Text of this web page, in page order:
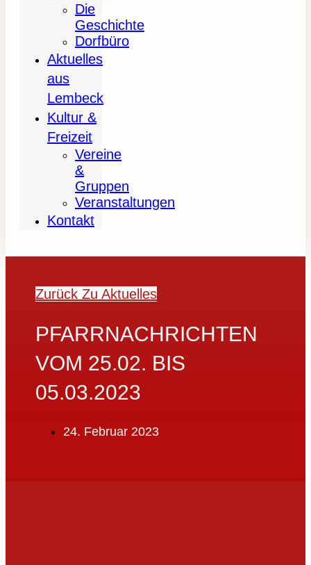
Die
Geschichte
Dorfbüro
Aktuelles
aus
Lembeck
Kultur &
Freizeit
Vereine
&
Gruppen
Veranstaltungen
Kontakt
Zurück Zu Aktuelles
PFARRNACHRICHTEN
VOM 25.02. BIS
05.03.2023
24. Februar 2023